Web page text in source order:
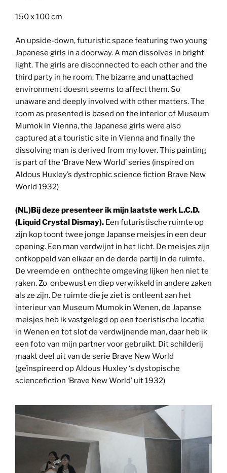
150 x 100 cm
An upside-down, futuristic space featuring two young
Japanese girls in a doorway. A man dissolves in bright
light. The girls are disconnected to each other and the
third party in he room. The bizarre and unattached
environment doesnt seems to affect them. So
unaware and deeply involved with other matters. The
room as presented is based on the interior of Museum
Mumok in Vienna, the Japanese girls were also
captured at a touristic site in Vienna and finally the
dissolving man is derived from my lover. This painting
is part of the ‘Brave New World’ series (inspired on
Aldous Huxley’s dystrophic science fiction Brave New
World 1932)
(NL)Bij deze presenteer ik mijn laatste werk L.C.D.
(Liquid Crystal Dismay). Een futuristische ruimte op
zijn kop toont twee jonge Japanse meisjes in een deur
opening. Een man verdwijnt in het licht. De meisjes zijn
ontkoppeld van elkaar en de derde partij in de ruimte.
De vreemde en onthechte omgeving lijken hen niet te
raken. Zo onbewust en diep verwikkeld in andere zaken
als ze zijn. De ruimte die je ziet is ontleent aan het
interieur van Museum Mumok in Wenen, de Japanse
meisjes heb ik vastgelegd op een toeristische locatie
in Wenen en tot slot de verdwijnende man, daar heb ik
een foto van mijn partner voor gebruikt. Dit schilderij
maakt deel uit van de serie Brave New World
(geïnspireerd op Aldous Huxley ‘s dystopische
sciencefiction ‘Brave New World’ uit 1932)